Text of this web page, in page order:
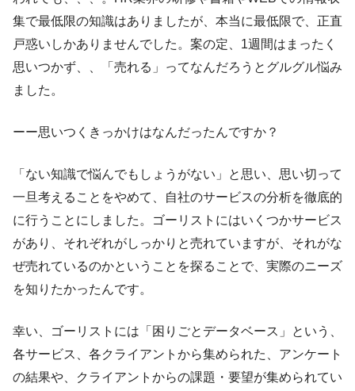
集で最低限の知識はありましたが、本当に最低限で、正直
戸惑いしかありませんでした。案の定、1週間はまったく
思いつかず、、「売れる」ってなんだろうとグルグル悩み
ました。
ーー思いつくきっかけはなんだったんですか？
「ない知識で悩んでもしょうがない」と思い、思い切って
一旦考えることをやめて、自社のサービスの分析を徹底的
に行うことにしました。ゴーリストにはいくつかサービス
があり、それぞれがしっかりと売れていますが、それがな
ぜ売れているのかということを探ることで、実際のニーズ
を知りたかったんです。
幸い、ゴーリストには「困りごとデータベース」という、
各サービス、各クライアントから集められた、アンケート
の結果や、クライアントからの課題・要望が集められてい